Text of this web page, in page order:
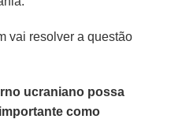
vai resolver a questão
ucraniano possa
como